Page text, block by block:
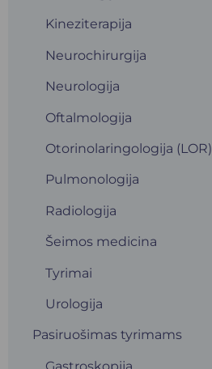
Kineziterapija
Neurochirurgija
Neurologija
Oftalmologija
Otorinolaringologija (LOR)
Pulmonologija
Radiologija
Šeimos medicina
Tyrimai
Urologija
Pasiruošimas tyrimams